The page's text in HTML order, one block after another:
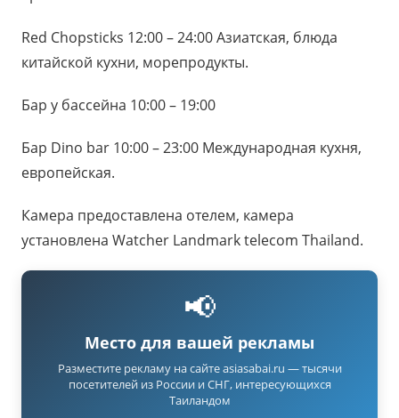
Red Chopsticks 12:00 – 24:00 Азиатская, блюда
китайской кухни, морепродукты.
Бар у бассейна 10:00 – 19:00
Бар Dino bar 10:00 – 23:00 Международная кухня,
европейская.
Камера предоставлена отелем, камера
установлена Watcher Landmark telecom Thailand.
📢
Место для вашей рекламы
Разместите рекламу на сайте asiasabai.ru — тысячи
посетителей из России и СНГ, интересующихся
Таиландом